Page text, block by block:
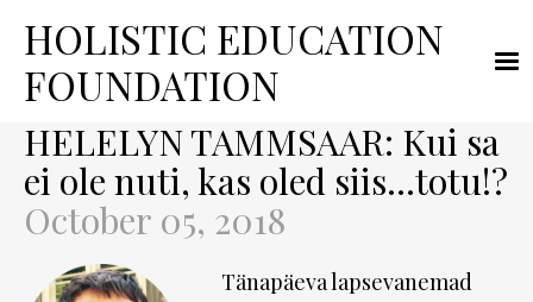
HOLISTIC EDUCATION
FOUNDATION
HELELYN TAMMSAAR: Kui sa
ei ole nuti, kas oled siis…totu!?
October 05, 2018
Tänapäeva lapsevanemad